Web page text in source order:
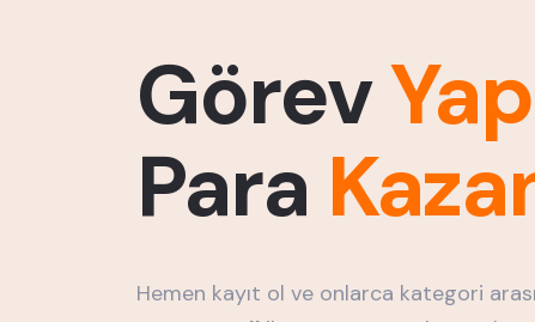
GörevYap
Para
Hemen kayıt ol ve onlarca kategori